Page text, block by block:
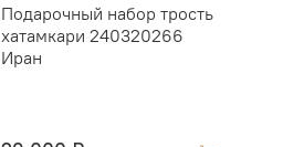
Подарочный набор трость
хатамкари 240320266
Иран